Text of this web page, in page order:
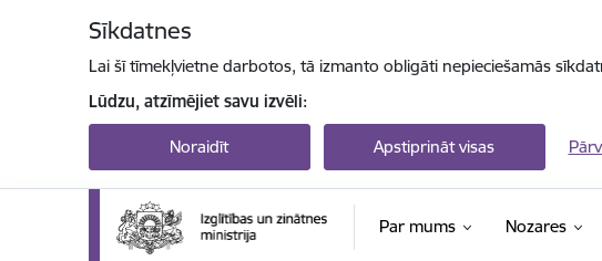
Sīkdatnes
Lai šī tīmekļvietne darbotos, tā izmanto obligāti nepieciešamās
Lūdzu, atzīmējiet savu izvēli:
Noraidīt Apstiprināt visas
Par mums Nozares